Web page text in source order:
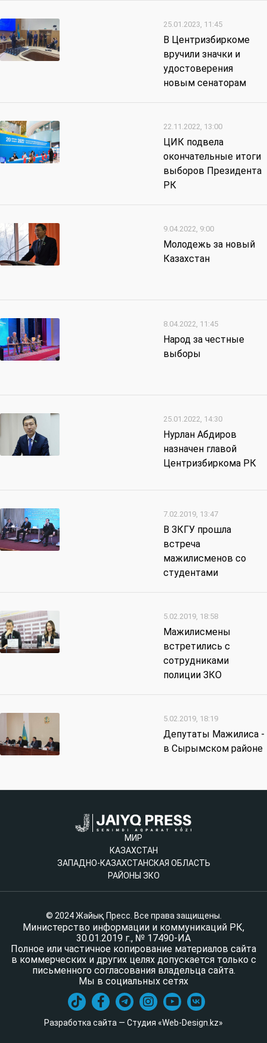
25.01.2023, 11:45
В Центризбиркоме
вручили значки и
удостоверения
новым сенаторам
22.11.2022, 13:00
ЦИК подвела
окончательные итоги
выборов Президента
РК
9.04.2022, 9:00
Молодежь за новый
Казахстан
8.04.2022, 11:45
Народ за честные
выборы
25.01.2022, 14:30
Нурлан Абдиров
назначен главой
Центризбиркома РК
7.02.2019, 13:47
В ЗКГУ прошла
встреча
мажилисменов со
студентами
5.02.2019, 18:58
Мажилисмены
встретились с
сотрудниками
полиции ЗКО
5.02.2019, 18:19
Депутаты Мажилиса -
в Сырымском районе
МИР
КАЗАХСТАН
ЗАПАДНО-КАЗАХСТАНСКАЯ ОБЛАСТЬ
РАЙОНЫ ЗКО
© 2024 Жайық Пресс. Все права защищены.
Министерство информации и коммуникаций РК,
30.01.2019 г., № 17490-ИА
Полное или частичное копирование материалов сайта
в коммерческих и других целях допускается только с
письменного согласования владельца сайта.
Мы в социальных сетях
Разработка сайта — Студия «Web-Design.kz»